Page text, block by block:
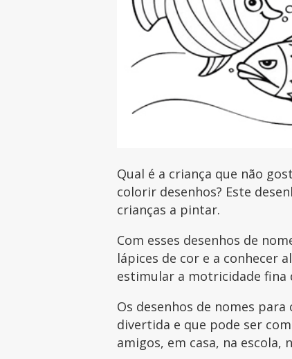
Qual é a criança que não
colorir desenhos? Este
crianças a pintar.
Com esses desenhos de
lápices de cor e a conhecer
estimular a motricidade fina
Os desenhos de nomes
divertida e que pode ser
amigos, em casa, na escola,